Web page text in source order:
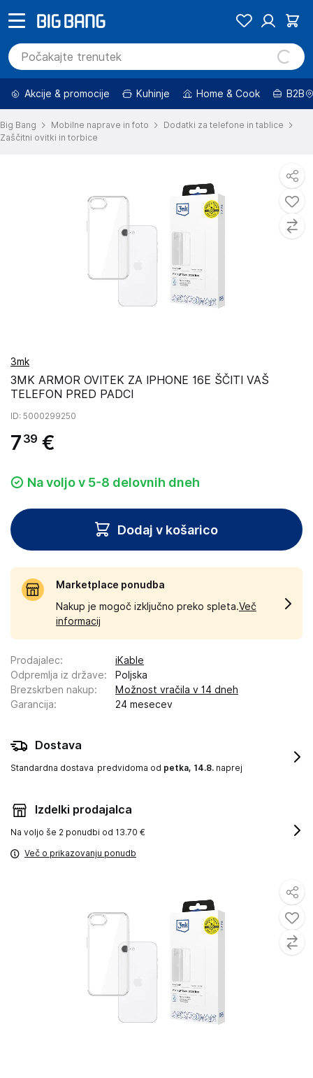
Akcije & promocije Kuhinje Home & Cook B2B
Big Bang Mobilne naprave in foto
Dodatki za telefone in tablice
Zaščitni ovitki in torbice
3mk
3MK ARMOR OVITEK ZA IPHONE 16E ŠČITI VAŠ
TELEFON PRED PADCI
ID: 5000299250
7 39 €
Na voljo v 5-8 delovnih dneh
Dodaj v košarico
Marketplace ponudba
Nakup je mogoč izključno preko spleta.Več
informacij
Prodajalec:
iKable
Odpremlja iz države:
Poljska
Brezskrben nakup:
Možnost vračila v 14 dneh
Garancija: 24 mesecev
Dostava
Standardna dostava predvidoma od petka, 14.8. naprej
Izdelki prodajalca
Na voljo še 2 ponudbi od 13.70 €
Več o prikazovanju ponudb